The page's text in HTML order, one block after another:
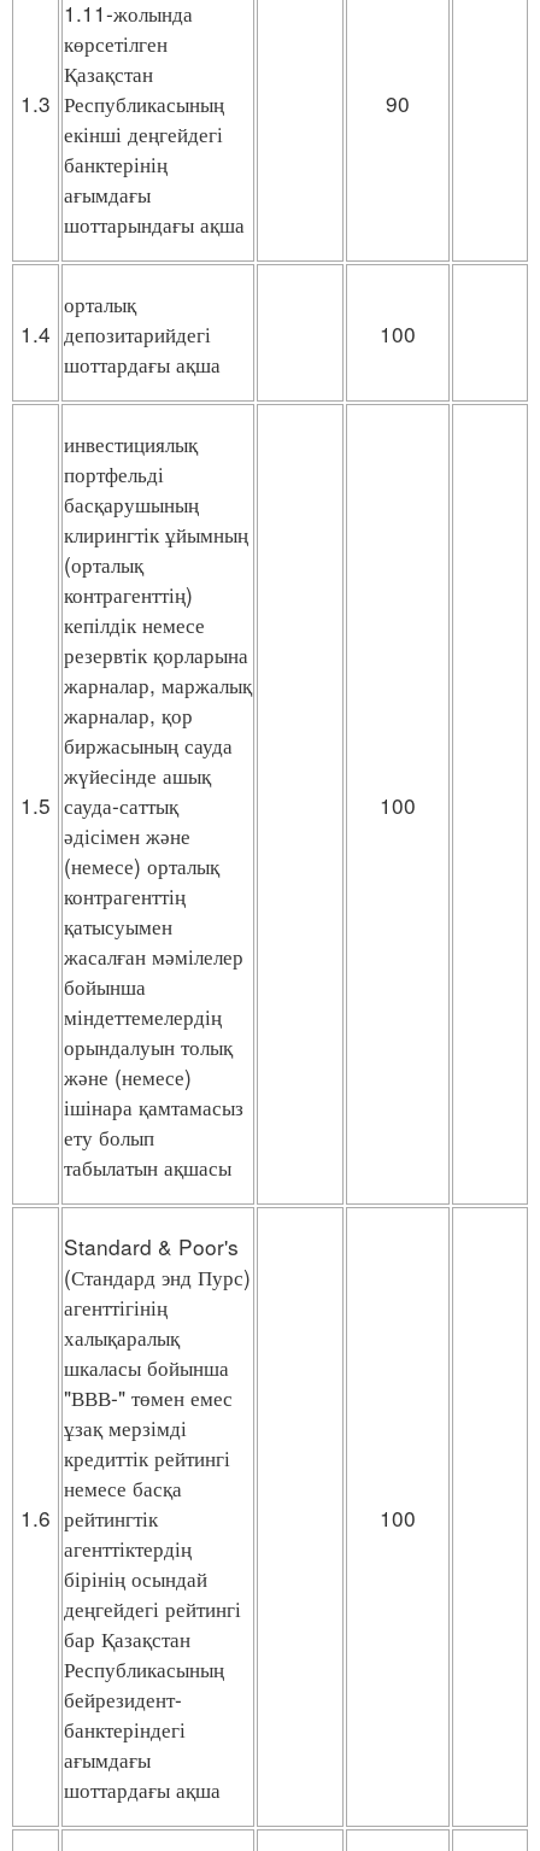
1.3
1.11-жолында
көрсетілген
Қазақстан
Республикасының
екінші деңгейдегі
банктерінің
ағымдағы
шоттарындағы ақша
90
1.4
орталық
депозитарийдегі
шоттардағы ақша
100
1.5
инвестициялық
портфельді
басқарушының
клирингтік ұйымның
(орталық
контрагенттің)
кепілдік немесе
резервтік қорларына
жарналар, маржалық
жарналар, қор
биржасының сауда
жүйесінде ашық
сауда-саттық
әдісімен және
(немесе) орталық
контрагенттің
қатысуымен
жасалған мәмілелер
бойынша
міндеттемелердің
орындалуын толық
және (немесе)
ішінара қамтамасыз
ету болып
табылатын ақшасы
100
1.6
Standard & Poor's
(Стандард энд Пурс)
агенттігінің
халықаралық
шкаласы бойынша
"ВВВ-" төмен емес
ұзақ мерзімді
кредиттік рейтингі
немесе басқа
рейтингтік
агенттіктердің
бірінің осындай
деңгейдегі рейтингі
бар Қазақстан
Республикасының
бейрезидент-
банктеріндегі
ағымдағы
шоттардағы ақша
100